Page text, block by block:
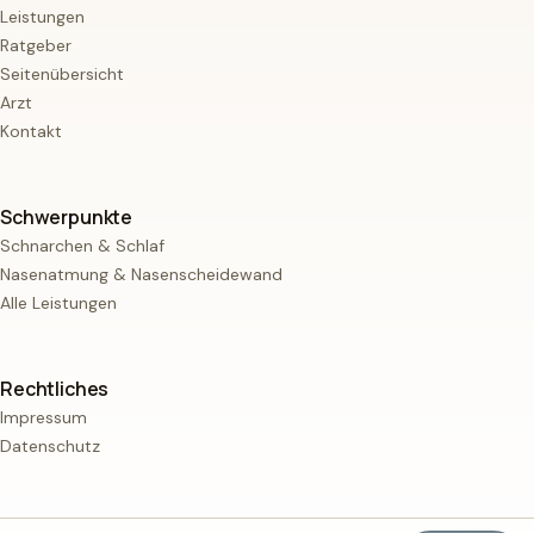
Leistungen
Ratgeber
Seitenübersicht
Arzt
Kontakt
Schwerpunkte
Schnarchen & Schlaf
Nasenatmung & Nasenscheidewand
Alle Leistungen
Rechtliches
Impressum
Datenschutz